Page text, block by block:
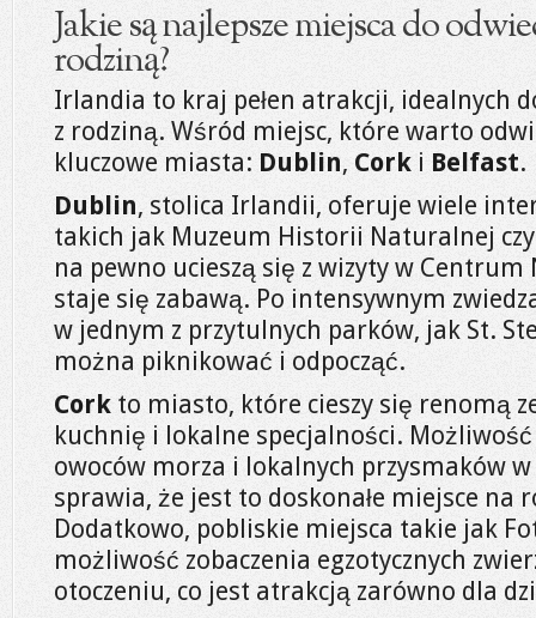
Jakie są najlepsze miejsca do
rodziną?
Irlandia to kraj pełen atrakcji, idealnych
z rodziną. Wśród miejsc, które warto
kluczowe miasta: Dublin, Cork i Belfast.
Dublin, stolica Irlandii, oferuje wiele
takich jak Muzeum Historii Naturalnej
na pewno ucieszą się z wizyty w
staje się zabawą. Po intensywnym
w jednym z przytulnych parków, jak St.
można piknikować i odpocząć.
Cork to miasto, które cieszy się renomą
kuchnię i lokalne specjalności.
owoców morza i lokalnych przysmaków
sprawia, że jest to doskonałe miejsce na
Dodatkowo, pobliskie miejsca takie jak
możliwość zobaczenia egzotycznych
otoczeniu, co jest atrakcją zarówno dla